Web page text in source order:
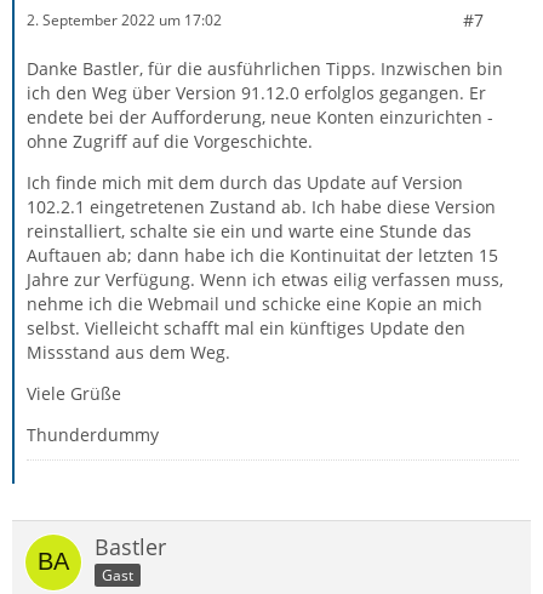
2. September 2022 um 17:02 #7
Danke Bastler, für die ausführlichen Tipps. Inzwischen bin
ich den Weg über Version 91.12.0 erfolglos gegangen. Er
endete bei der Aufforderung, neue Konten einzurichten -
ohne Zugriff auf die Vorgeschichte.
Ich finde mich mit dem durch das Update auf Version
102.2.1 eingetretenen Zustand ab. Ich habe diese Version
reinstalliert, schalte sie ein und warte eine Stunde das
Auftauen ab; dann habe ich die Kontinuitat der letzten 15
Jahre zur Verfügung. Wenn ich etwas eilig verfassen muss,
nehme ich die Webmail und schicke eine Kopie an mich
selbst. Vielleicht schafft mal ein künftiges Update den
Missstand aus dem Weg.
Viele Grüße
Thunderdummy
Bastler
Gast